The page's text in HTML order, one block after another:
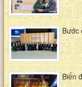
Bước
Biển